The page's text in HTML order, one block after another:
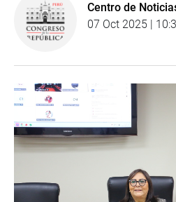
Centro de
07 Oct 2025 |